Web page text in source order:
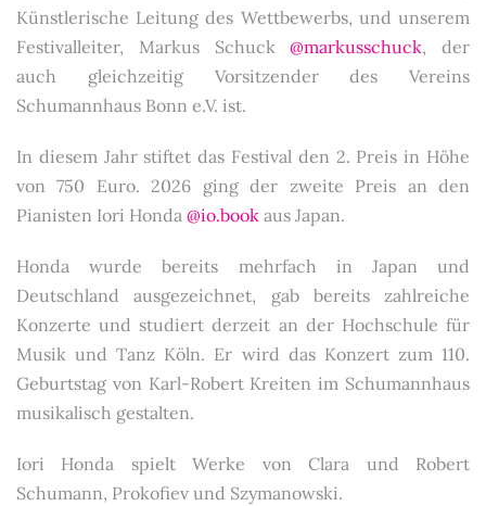
Künstlerische Leitung des Wettbewerbs, und unserem
Festivalleiter, Markus Schuck@markusschuck, der
auch gleichzeitig Vorsitzender des Vereins
Schumannhaus Bonn e.V. ist.
In diesem Jahr stiftet das Festival den 2. Preis in Höhe
von 750 Euro. 2026 ging der zweite Preis an den
Pianisten Iori Honda @io.book aus Japan.
Honda wurde bereits mehrfach in Japan und
Deutschland ausgezeichnet, gab bereits zahlreiche
Konzerte und studiert derzeit an der Hochschule für
Musik und Tanz Köln. Er wird das Konzert zum 110.
Geburtstag von Karl-Robert Kreiten im Schumannhaus
musikalisch gestalten.
Iori Honda spielt Werke von Clara und Robert
Schumann, Prokofiev und Szymanowski.